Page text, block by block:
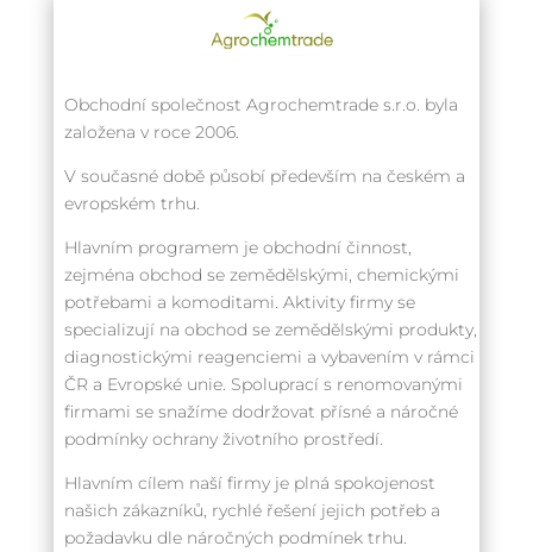
Obchodní společnost Agrochemtrade s.r.o. byla
založena v roce 2006.
V současné době působí především na českém a
evropském trhu.
Hlavním programem je obchodní činnost,
zejména obchod se zemědělskými, chemickými
potřebami a komoditami. Aktivity firmy se
specializují na obchod se zemědělskými produkty,
diagnostickými reagenciemi a vybavením v rámci
ČR a Evropské unie. Spoluprací s renomovanými
firmami se snažíme dodržovat přísné a náročné
podmínky ochrany životního prostředí.
Hlavním cílem naší firmy je plná spokojenost
našich zákazníků, rychlé řešení jejich potřeb a
požadavku dle náročných podmínek trhu.